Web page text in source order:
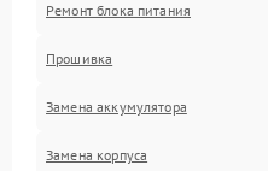
Ремонт блока питания
Прошивка
Замена аккумулятора
Замена корпуса